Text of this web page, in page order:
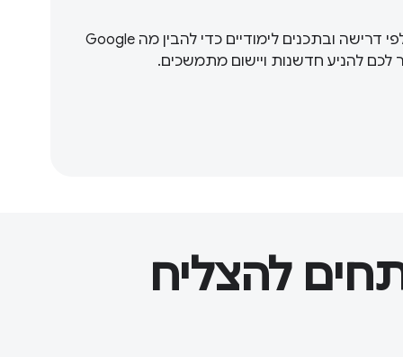
מומלץ לצפות בסרטונים לפי דרישה ובתכנים לימודיים כדי להבין מה Google
להצליח